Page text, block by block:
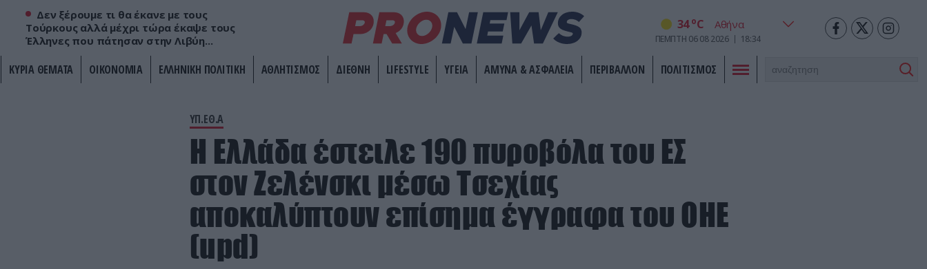
Δεν ξέρουμε τι θα έκανε με τους
Τούρκους αλλά μέχρι τώρα έκαψε τους
Έλληνες που πάτησαν στην Λιβύη...
34 oC
ΠΕΜΠΤΗ 06 08 2026 18:34
ΚΥΡΙΑ ΘΕΜΑΤΑ ΟΙΚΟΝΟΜΙΑ ΕΛΛΗΝΙΚΗ ΠΟΛΙΤΙΚΗ ΑΘΛΗΤΙΣΜΟΣ ΔΙΕΘΝΗ LIFESTYLE ΥΓΕΙΑ ΑΜΥΝΑ & ΑΣΦΑΛΕΙΑ ΠΕΡΙΒΑΛΛΟΝ ΠΟΛΙΤΙΣΜΟΣ
ΥΠ.ΕΘ.Α
Η Ελλάδα έστειλε 190 πυροβόλα του ΕΣ
στον Ζελένσκι μέσω Τσεχίας
αποκαλύπτουν επίσημα έγγραφα του ΟΗΕ
(upd)